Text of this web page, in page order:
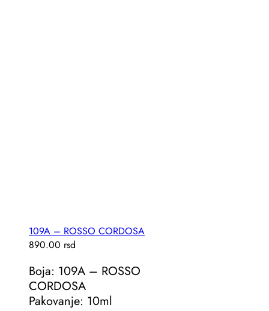
109A – ROSSO CORDOSA
890.00 rsd
Boja: 109A – ROSSO
CORDOSA
Pakovanje: 10ml